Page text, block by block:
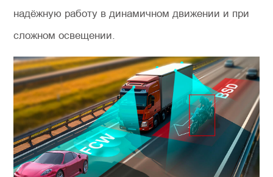
надёжную работу в динамичном движении и при
сложном освещении.